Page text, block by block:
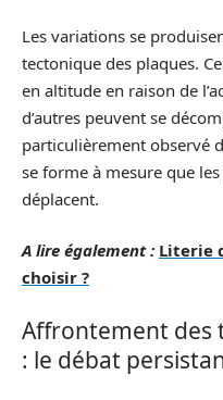
Les variations se
tectonique des plaques.
en altitude en raison de
d’autres peuvent se
particulièrement observé
se forme à mesure que
déplacent.
A lire également : Literie
choisir ?
Affrontement des
: le débat